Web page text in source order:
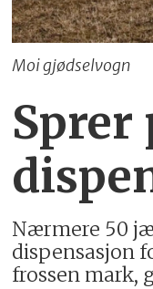
Moi gjødselvogn
Sprer
Nærmere 50
dispensasjon
frossen mark,